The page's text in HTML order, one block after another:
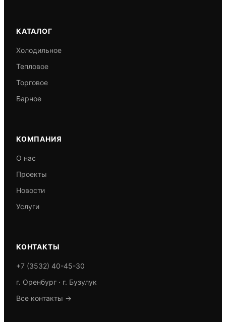
КАТАЛОГ
Холодильное
Тепловое
Торговое
Барное
КОМПАНИЯ
О нас
Проекты
Новости
Услуги
КОНТАКТЫ
+7 (3532) 40-45-30
г. Оренбург · г. Бузулук
Все контакты →